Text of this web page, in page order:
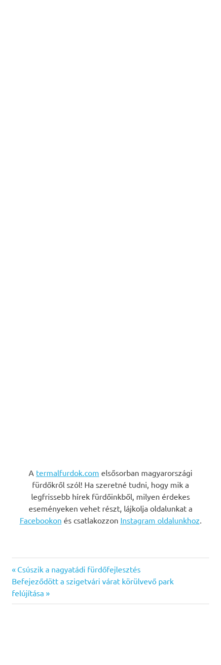
A termalfurdok.com elsősorban magyarországi
fürdőkről szól! Ha szeretné tudni, hogy mik a
legfrissebb hírek fürdőinkből, milyen érdekes
eseményeken vehet részt, lájkolja oldalunkat a
Facebookon és csatlakozzon Instagram oldalunkhoz.
Bejegyzés
navigáció
Previous
Post:
Csúszik a nagyatádi fürdőfejlesztés
Next
Post:
Befejeződött a szigetvári várat körülvevő park
felújítása